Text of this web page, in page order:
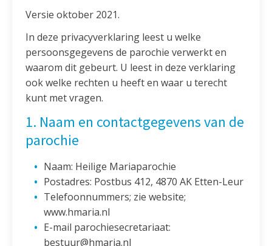
Versie oktober 2021.
In deze privacyverklaring leest u welke
persoonsgegevens de parochie verwerkt en
waarom dit gebeurt. U leest in deze verklaring
ook welke rechten u heeft en waar u terecht
kunt met vragen.
1. Naam en contactgegevens van de
parochie
Naam: Heilige Mariaparochie
Postadres: Postbus 412, 4870 AK Etten-Leur
Telefoonnummers; zie website;
www.hmaria.nl
E-mail parochiesecretariaat:
bestuur@hmaria.nl